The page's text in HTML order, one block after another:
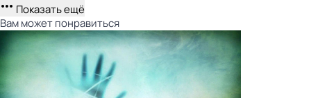
Показать ещё
Вам может понравиться